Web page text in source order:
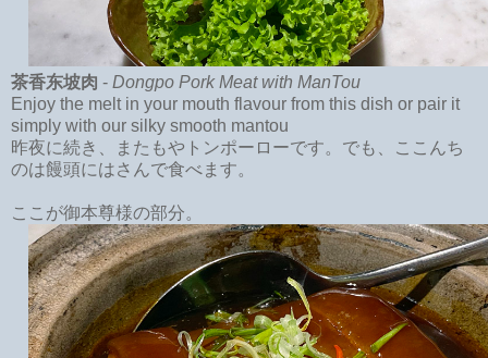
茶香东坡肉 - Dongpo Pork Meat with ManTou
Enjoy the melt in your mouth flavour from this dish or pair it
simply with our silky smooth mantou
昨夜に続き、またもやトンポーローです。でも、ここんち
のは饅頭にはさんで食べます。
ここが御本尊様の部分。